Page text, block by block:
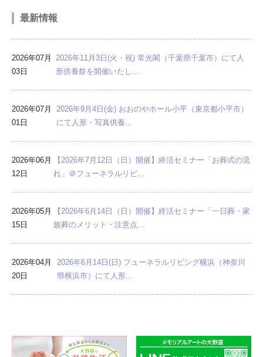
最新情報
2026年07月
03日
2026年11月3日(火・祝) 常光閣（千葉県千葉市）にて人
形供養祭を開催いたし...
2026年07月
01日
2026年9月4日(金) おおのやホール小平（東京都小平市）
にて人形・写真供養...
2026年06月
12日
【2026年7月12日（日）開催】終活セミナー「お葬式の流
れ」＠フューネラルリビ...
2026年05月
15日
【2026年6月14日（日）開催】終活セミナー「一日葬・家
族葬のメリット・注意点...
2026年04月
20日
2026年6月14日(日) フューネラルリビング横浜（神奈川
県横浜市）にて人形...